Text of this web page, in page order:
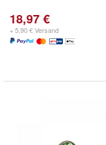
18,97 €
+ 5,90 € Versand